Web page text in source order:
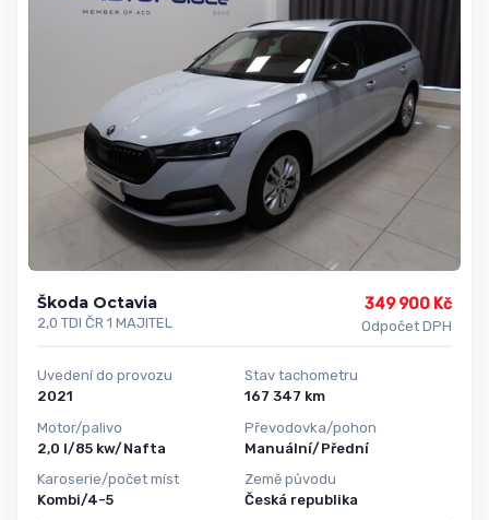
Škoda Octavia
2,0 TDI ČR 1 MAJITEL
349 900 Kč
Odpočet DPH
Uvedení do provozu
2021
Motor/palivo
2,0 l/85 kw/Nafta
Karoserie/počet míst
Kombi/4-5
Stav tachometru
167 347 km
Převodovka/pohon
Manuální/Přední
Země původu
Česká republika